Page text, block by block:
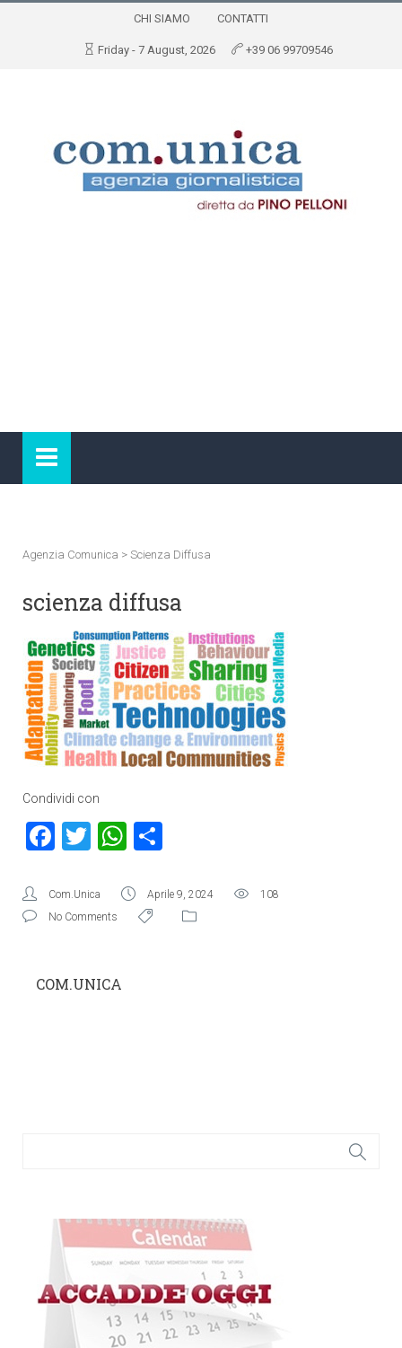
CHI SIAMO CONTATTI
Friday - 7 August, 2026 +39 06 99709546
Agenzia Comunica > Scienza Diffusa
scienza diffusa
Condividi con
Facebook
TwitterWhatsApp
Com.Unica Aprile 9, 2024
108
No Comments
COM.UNICA